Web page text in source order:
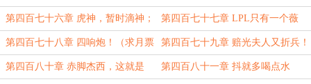
线？ （求月票求订阅）
第四百七十六章 虎神，暂时滴神；
峰哥，永远滴...（求月票求订阅）
第四百七十七章 LPL只有一个薇
恩！
第四百七十八章 四响炮！（求月票
求订阅！）
第四百七十九章 赔光夫人又折兵！
（二合一）
第四百八十章 赤脚杰西，这就是 第四百八十一章 抖就多喝点水